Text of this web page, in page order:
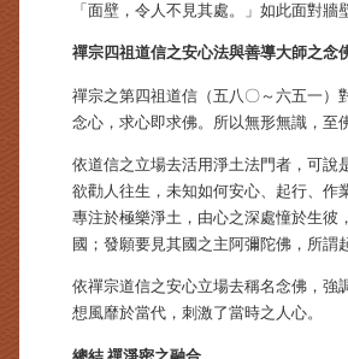
「面壁，令人不見其處。」如此面對
禪宗四祖道信之安心法與善導大師之念
禪宗之第四祖道信（五八〇～六五一）
念心，求心即求佛。所以無形無識，至
依道信之立場去活用淨土法門者，可說
欲勸人往生，未知如何安心、起行、作
專注於極樂淨土，由心之深處憧於生彼
國；發願要見其國之主阿彌陀佛，所
依禪宗道信之安心立場去稱名念佛，強
想風靡於當代，刺激了當時之人心。